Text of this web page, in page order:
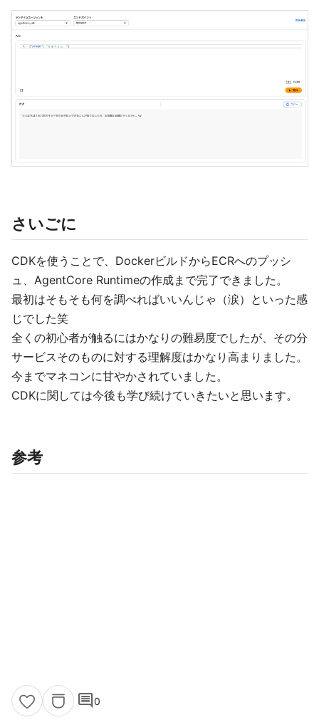
さいごに
CDKを使うことで、DockerビルドからECRへのプッシ
ュ、AgentCore Runtimeの作成まで完了できました。
最初はそもそも何を調べればいいんじゃ（涙）といった感
じでした笑
全くの初心者が触るにはかなりの難易度でしたが、その分
サービスそのものに対する理解度はかなり高まりました。
今までマネコンに甘やかされていました。
CDKに関しては今後も学び続けていきたいと思います。
参考
comment0